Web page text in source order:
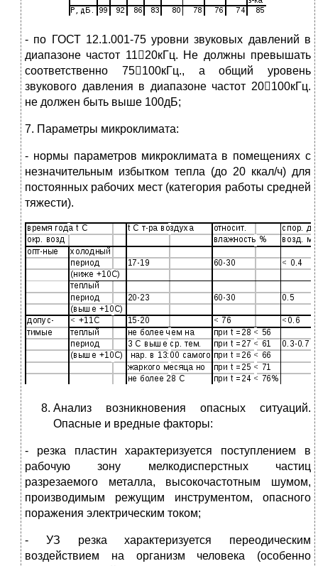
- по ГОСТ 12.1.001-75 уровни звуковых давлений в
диапазоне частот 1120кГц. Не должны превышать
соответственно 75100кГц., а общий уровень
звукового давления в диапазоне частот 20100кГц.
не должен быть выше 100дБ;
7. Параметры микроклимата:
- нормы параметров микроклимата в помещениях с
незначительным избытком тепла (до 20 ккал/ч) для
постоянных рабочих мест (категория работы средней
тяжести).
Анализ возникновения опасных ситуаций.
Опасные и вредные факторы:
- резка пластин характеризуется поступлением в
рабочую зону мелкодисперстных частиц
разрезаемого металла, высокочастотным шумом,
производимым режущим инструментом, опасного
поражения электрическим током;
- УЗ резка характеризуется переодическим
воздействием на организм человека (особенно